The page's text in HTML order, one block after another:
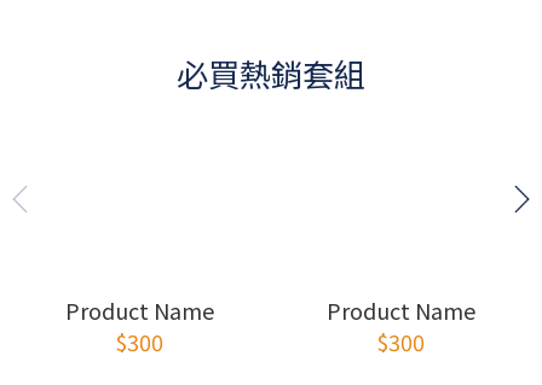
必買熱銷套組
Product Name
$300
Product Name
$300